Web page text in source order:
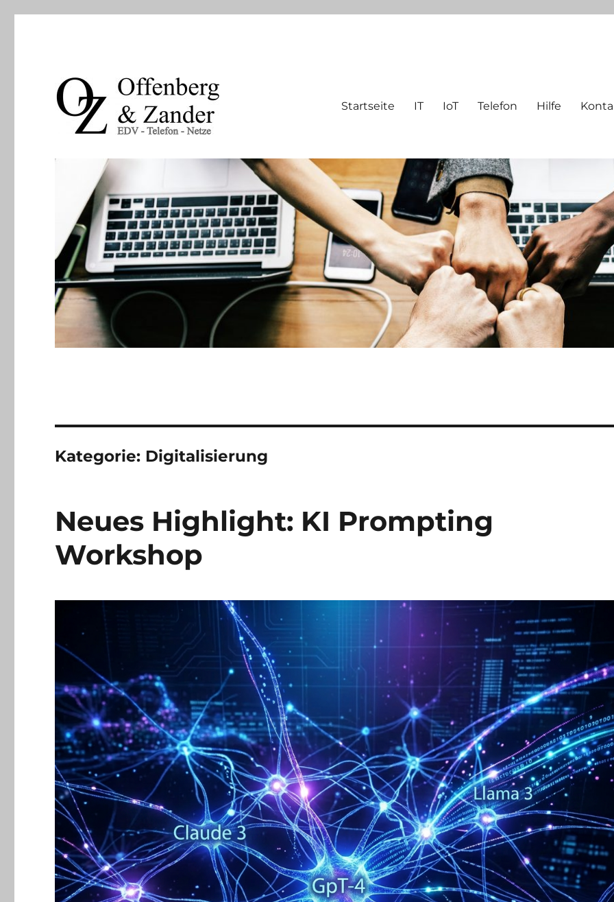
offenberg & zander gbr | leutefeldstraße 25 | 47800
info@oz-it.de
Startseite IT IoT Telefon Hilfe
Kategorie: Digitalisierung
Neues Highlight: KI Prompting
Workshop